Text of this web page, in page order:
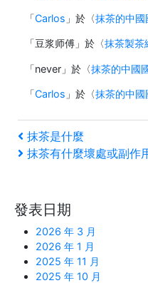
「Carlos 」於〈抹茶的中國
「豆浆师傅 」於〈抹茶製茶
「never 」於〈抹茶的中國
「Carlos 」於〈抹茶的中國
文
章
覽
上
一
章
抹茶是什麼
下
文
章
抹茶有什麼壞處或副作
發表日期
2026 年 3 月
2026 年 1 月
2025 年 11 月
2025 年 10 月